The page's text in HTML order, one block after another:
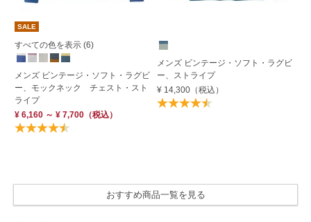
SALE
すべての色を表示 (6)
メンズ ビンテージ・ソフト・ラグビ
ー、モックネック チェスト・スト
ライプ
¥ 6,160 ～ ¥ 7,700（税込）
メンズ ビンテージ・ソフト・ラグビ
ー、ストライプ
¥ 14,300 （税込）
おすすめ商品一覧を見る